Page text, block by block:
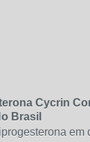
Cycrin
Brasil
em